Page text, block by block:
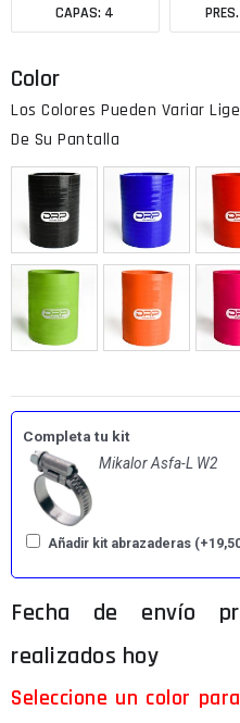
CAPAS: 4
Color
Completa tu kit
Mikalor Asfa-L W2
Añadir kit abrazaderas (+
Seleccione un color